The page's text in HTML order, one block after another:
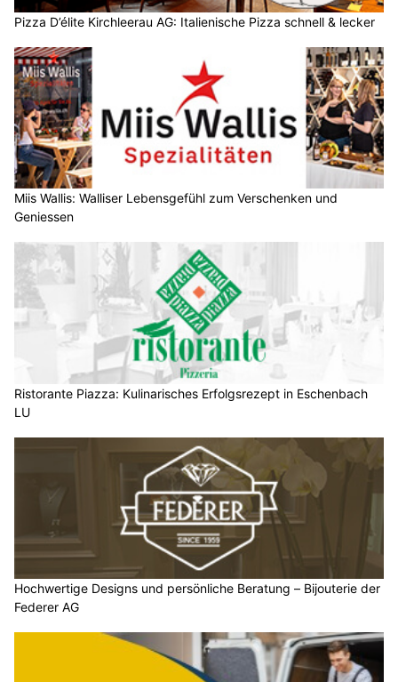
Pizza D’élite Kirchleerau AG: Italienische Pizza schnell & lecker
Miis Wallis: Walliser Lebensgefühl zum Verschenken und
Geniessen
Ristorante Piazza: Kulinarisches Erfolgsrezept in Eschenbach
LU
Hochwertige Designs und persönliche Beratung – Bijouterie der
Federer AG